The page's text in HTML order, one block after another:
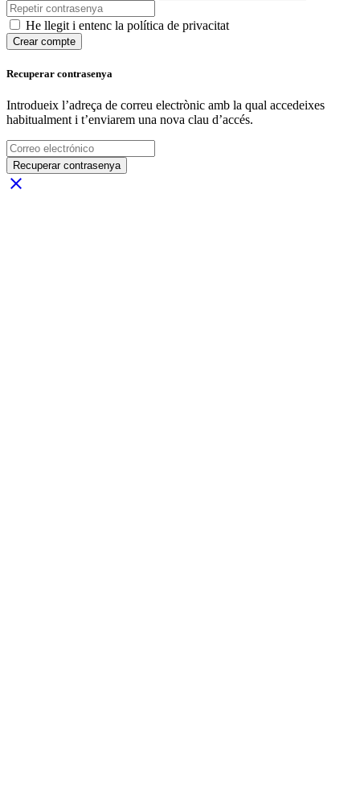
He llegit i entenc la política de privacitat
Crear compte
Recuperar contrasenya
Introdueix l’adreça de correu electrònic amb la qual accedeixes
habitualment i t’enviarem una nova clau d’accés.
Recuperar contrasenya
close